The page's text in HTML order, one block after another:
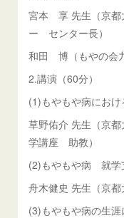
宮本 享 先生（京都
ー センター長）
和田 博（もやの会
2.講演（60分）
(1)もやもや病におけ
草野佑介 先生（京
学講座 助教）
(2)もやもや病 就学
舟木健史 先生（京
(3)もやもや病の生